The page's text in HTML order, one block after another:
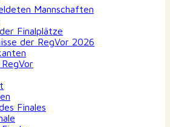
Mannschaften
Finalplätze
der RegVor 2026
Finales